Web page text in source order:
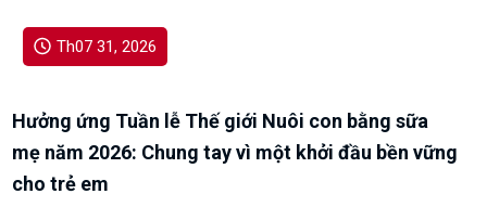
Th07 31, 2026
Hưởng ứng Tuần lễ Thế giới Nuôi con bằng sữa
mẹ năm 2026: Chung tay vì một khởi đầu bền vững
cho trẻ em